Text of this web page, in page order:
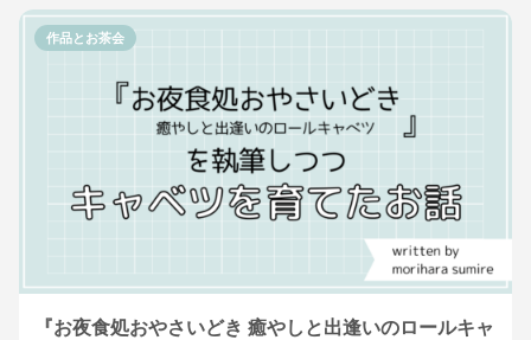
『お夜食処おやさいどき 癒やしと出逢いのロールキャ
作品とお茶会